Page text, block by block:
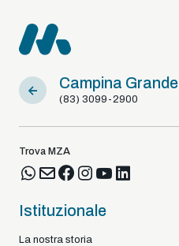
Campina Grande
(83) 3099-2900
Trova MZA
Istituzionale
La nostra storia